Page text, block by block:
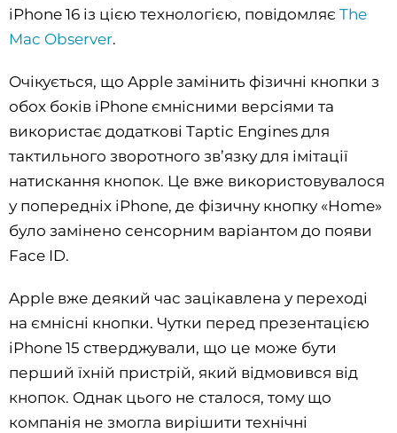
iPhone 16 із цією технологією, повідомляє The
Mac Observer.
Очікується, що Apple замінить фізичні кнопки з
обох боків iPhone ємнісними версіями та
використає додаткові Taptic Engines для
тактильного зворотного зв’язку для імітації
натискання кнопок. Це вже використовувалося
у попередніх iPhone, де фізичну кнопку «Home»
було замінено сенсорним варіантом до появи
Face ID.
Apple вже деякий час зацікавлена ​​у переході
на ємнісні кнопки. Чутки перед презентацією
iPhone 15 стверджували, що це може бути
перший їхній пристрій, який відмовився від
кнопок. Однак цього не сталося, тому що
компанія не змогла вирішити технічні